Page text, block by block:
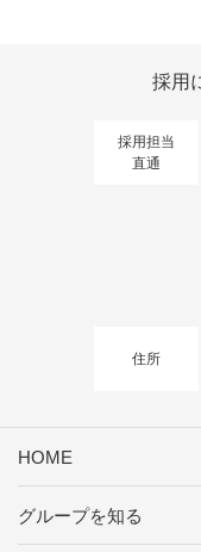
採用
採用担当
直通
住所
HOME
グループを知る